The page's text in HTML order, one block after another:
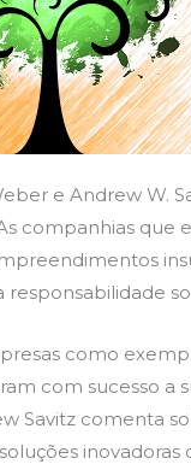
e Andrew W.
companhias que
como
com sucesso a
Savitz comenta